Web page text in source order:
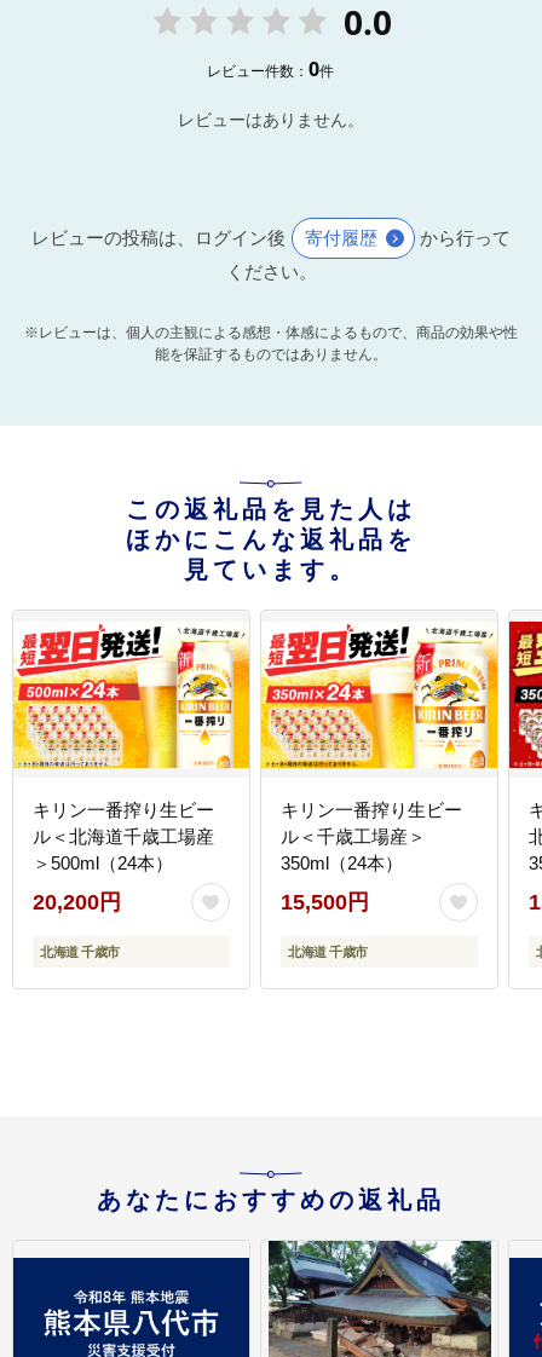
0.0
レビュー件数：0件
レビューはありません。
レビューの投稿は、ログイン後 寄付履歴
から行って
ください。
※レビューは、個人の主観による感想・体感によるもので、商品の効果や性
能を保証するものではありません。
この返礼品を見た人は
ほかにこんな返礼品を
見ています。
キリン一番搾り生ビー
ル＜北海道千歳工場産
＞500ml（24本）
20,200円
北海道 千歳市
キリン一番搾り生ビー
ル＜千歳工場産＞
350ml（24本）
15,500円
北海道 千歳市
あなたにおすすめの返礼品